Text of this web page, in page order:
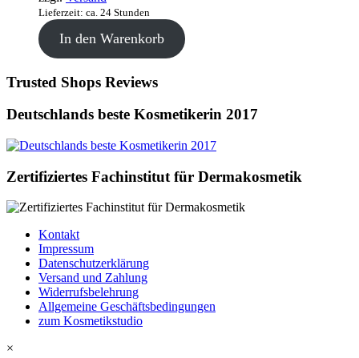
Lieferzeit: ca. 24 Stunden
In den Warenkorb
Trusted Shops Reviews
Deutschlands beste Kosmetikerin 2017
Zertifiziertes Fachinstitut für Dermakosmetik
Kontakt
Impressum
Datenschutzerklärung
Versand und Zahlung
Widerrufsbelehrung
Allgemeine Geschäftsbedingungen
zum Kosmetikstudio
×